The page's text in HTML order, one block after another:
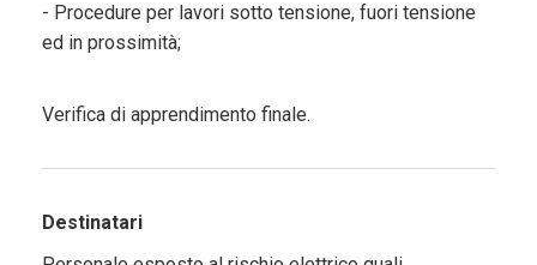
- Procedure per lavori sotto tensione, fuori tensione
ed in prossimità;
Verifica di apprendimento finale.
Destinatari